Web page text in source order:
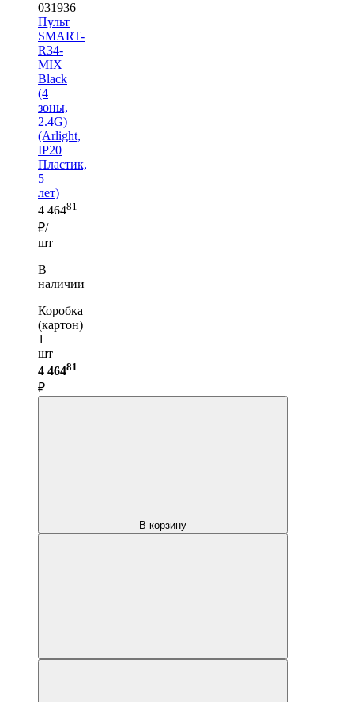
031936
Пульт
SMART-
R34-
MIX
Black
(4
зоны,
2.4G)
(Arlight,
IP20
Пластик,
5
лет)
4 46481
₽/
шт
В
наличии
Коробка
(картон)
1
шт —
4 46481
₽
В корзину